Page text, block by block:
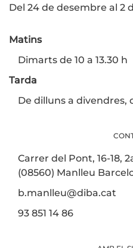
Del 24 de desembre al 2
Matins
Dimarts de 10 a 13.30 h
Tarda
De dilluns a divendres,
Carrer del Pont, 16-18,
(08560) Manlleu
b.manlleu@diba.cat
93 851 14 86